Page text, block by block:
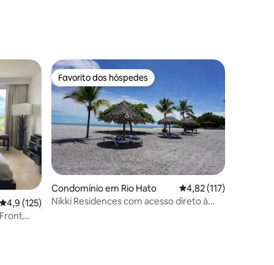
Classificação média de 4,9 em 5 estrelas, 125avaliações
4,9 (125)
Favorito dos hóspedes
Favorito dos hóspedes
Condomínio em Rio Hato Classificação média
4,82 (117)
Nikki Residences com acesso direto à